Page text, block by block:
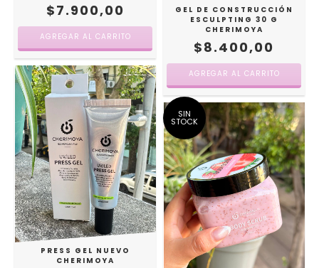
$7.900,00
GEL DE CONSTRUCCIÓN
ESCULPTING 30 G
CHERIMOYA
$8.400,00
AGREGAR AL CARRITO
PRESS GEL NUEVO
CHERIMOYA
SIN
STOCK